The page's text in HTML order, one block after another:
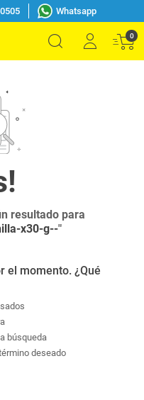
Whatsapp
0
resultado para
x30-g--"
el momento. ¿Qué
búsqueda
deseado